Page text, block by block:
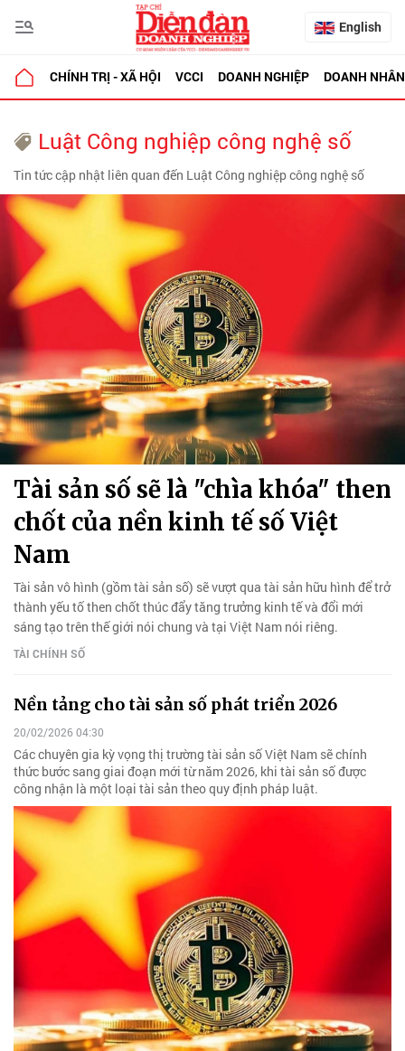
English
CHÍNH TRỊ - XÃ HỘI VCCI DOANH NGHIỆP DOANH NHÂN
Luật Công nghiệp công nghệ số
Tin tức cập nhật liên quan đến Luật Công nghiệp công nghệ số
Tài sản số sẽ là "chìa khóa" then
chốt của nền kinh tế số Việt
Nam
Tài sản vô hình (gồm tài sản số) sẽ vượt qua tài sản hữu hình để trở
thành yếu tố then chốt thúc đẩy tăng trưởng kinh tế và đổi mới
sáng tạo trên thế giới nói chung và tại Việt Nam nói riêng.
TÀI CHÍNH SỐ
Nền tảng cho tài sản số phát triển 2026
20/02/2026 04:30
Các chuyên gia kỳ vọng thị trường tài sản số Việt Nam sẽ chính
thức bước sang giai đoạn mới từ năm 2026, khi tài sản số được
công nhận là một loại tài sản theo quy định pháp luật.